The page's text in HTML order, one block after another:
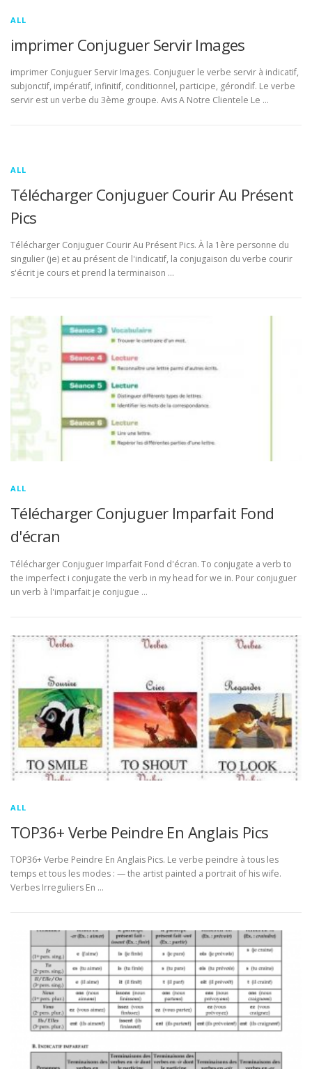
ALL
imprimer Conjuguer Servir Images
imprimer Conjuguer Servir Images. Conjuguer le verbe servir à indicatif,
subjonctif, impératif, infinitif, conditionnel, participe, gérondif. Le verbe
servir est un verbe du 3ème groupe. Avis A Notre Clientele Le …
ALL
Télécharger Conjuguer Courir Au Présent
Pics
Télécharger Conjuguer Courir Au Présent Pics. À la 1ère personne du
singulier (je) et au présent de l'indicatif, la conjugaison du verbe courir
s'écrit je cours et prend la terminaison …
ALL
Télécharger Conjuguer Imparfait Fond
d'écran
Télécharger Conjuguer Imparfait Fond d'écran. To conjugate a verb to
the imperfect i conjugate the verb in my head for we in. Pour conjuguer
un verb à l'imparfait je conjugue …
ALL
TOP36+ Verbe Peindre En Anglais Pics
TOP36+ Verbe Peindre En Anglais Pics. Le verbe peindre à tous les
temps et tous les modes : — the artist painted a portrait of his wife.
Verbes Irreguliers En …